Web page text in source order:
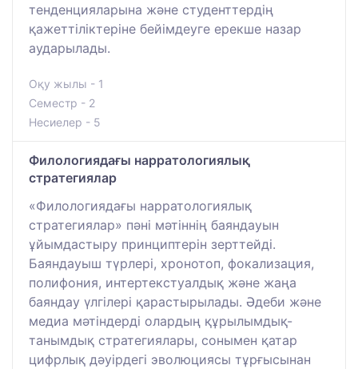
тенденцияларына және студенттердің
қажеттіліктеріне бейімдеуге ерекше назар
аударылады.
Оқу жылы - 1
Семестр - 2
Несиелер - 5
Филологиядағы нарратологиялық
стратегиялар
«Филологиядағы нарратологиялық
стратегиялар» пәні мәтіннің баяндауын
ұйымдастыру принциптерін зерттейді.
Баяндауыш түрлері, хронотоп, фокализация,
полифония, интертекстуалдық және жаңа
баяндау үлгілері қарастырылады. Әдеби және
медиа мәтіндерді олардың құрылымдық-
танымдық стратегиялары, сонымен қатар
цифрлық дәуірдегі эволюциясы тұрғысынан